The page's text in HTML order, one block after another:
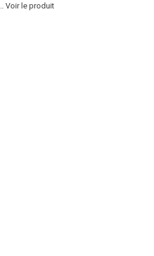
Voir le produit